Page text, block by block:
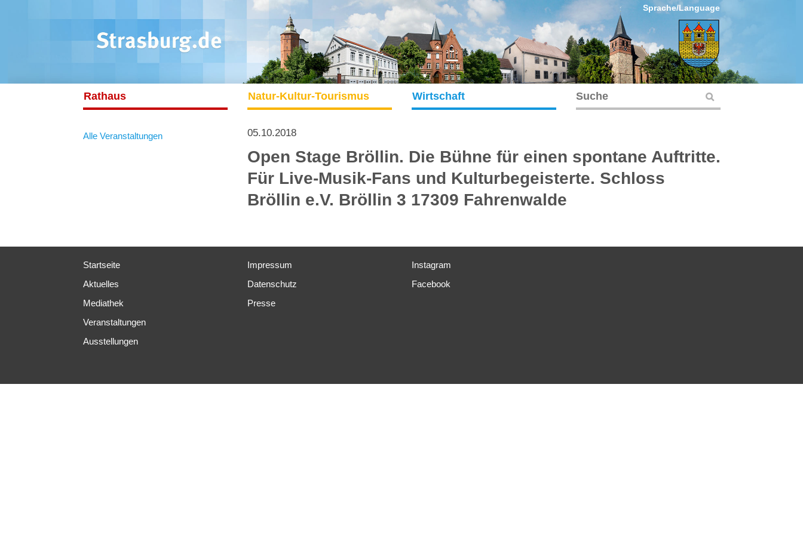
Sprache/Language
Rathaus Natur-Kultur-Tourismus Wirtschaft
Alle Veranstaltungen 05.10.2018
Open Stage Bröllin. Die Bühne für einen spontane Auftritte.
Für Live-Musik-Fans und Kulturbegeisterte. Schloss
Bröllin e.V. Bröllin 3 17309 Fahrenwalde
Startseite
Aktuelles
Mediathek
Veranstaltungen
Ausstellungen
Impressum
Datenschutz
Presse
Instagram
Facebook